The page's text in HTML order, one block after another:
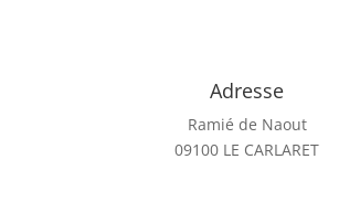
Adresse
Ramié de Naout
09100 LE CARLARET